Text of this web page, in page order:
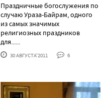
Праздничные богослужения по
случаю Ураза-Байрам, одного
из самых значимых
религиозных праздников
для......
30 АВГУСТА'2011 6